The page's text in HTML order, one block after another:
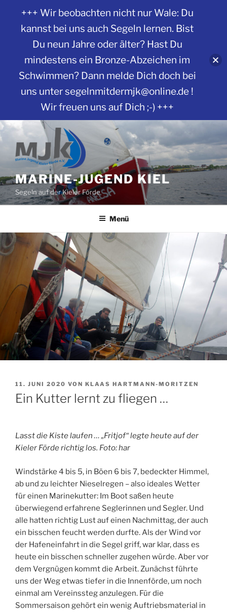
Zum
Inhalt
springen
MARINE-JUGEND KIEL
Segeln auf der Kieler Förde
Menü
VERÖFFENTLICHT
AM
11. JUNI 2020 VON KLAAS HARTMANN-MORITZEN
Ein Kutter lernt zu fliegen …
Lasst die Kiste laufen … „Fritjof“ legte heute auf der
Kieler Förde richtig los. Foto: har
Windstärke 4 bis 5, in Böen 6 bis 7, bedeckter Himmel,
ab und zu leichter Nieselregen – also ideales Wetter
für einen Marinekutter: Im Boot saßen heute
überwiegend erfahrene Seglerinnen und Segler. Und
alle hatten richtig Lust auf einen Nachmittag, der auch
ein bisschen feucht werden durfte. Als der Wind vor
der Hafeneinfahrt in die Segel griff, war klar, dass es
heute ein bisschen schneller zugehen würde. Aber vor
dem Vergnügen kommt die Arbeit. Zunächst führte
uns der Weg etwas tiefer in die Innenförde, um noch
einmal am Vereinssteg anzulegen. Für die
Sommersaison gehört ein wenig Auftriebsmaterial in
+++ Wir beobachten nicht nur Wale: Du
kannst bei uns auch Segeln lernen. Bist
Du neun Jahre oder älter? Hast Du
mindestens ein Bronze-Abzeichen im
Schwimmen? Dann melde Dich doch bei
uns unter segelnmitdermjk@online.de !
Wir freuen uns auf Dich ;-) +++